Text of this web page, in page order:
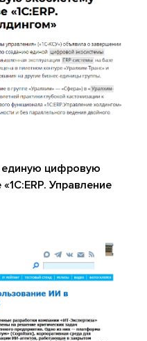
единую цифровую
Управление